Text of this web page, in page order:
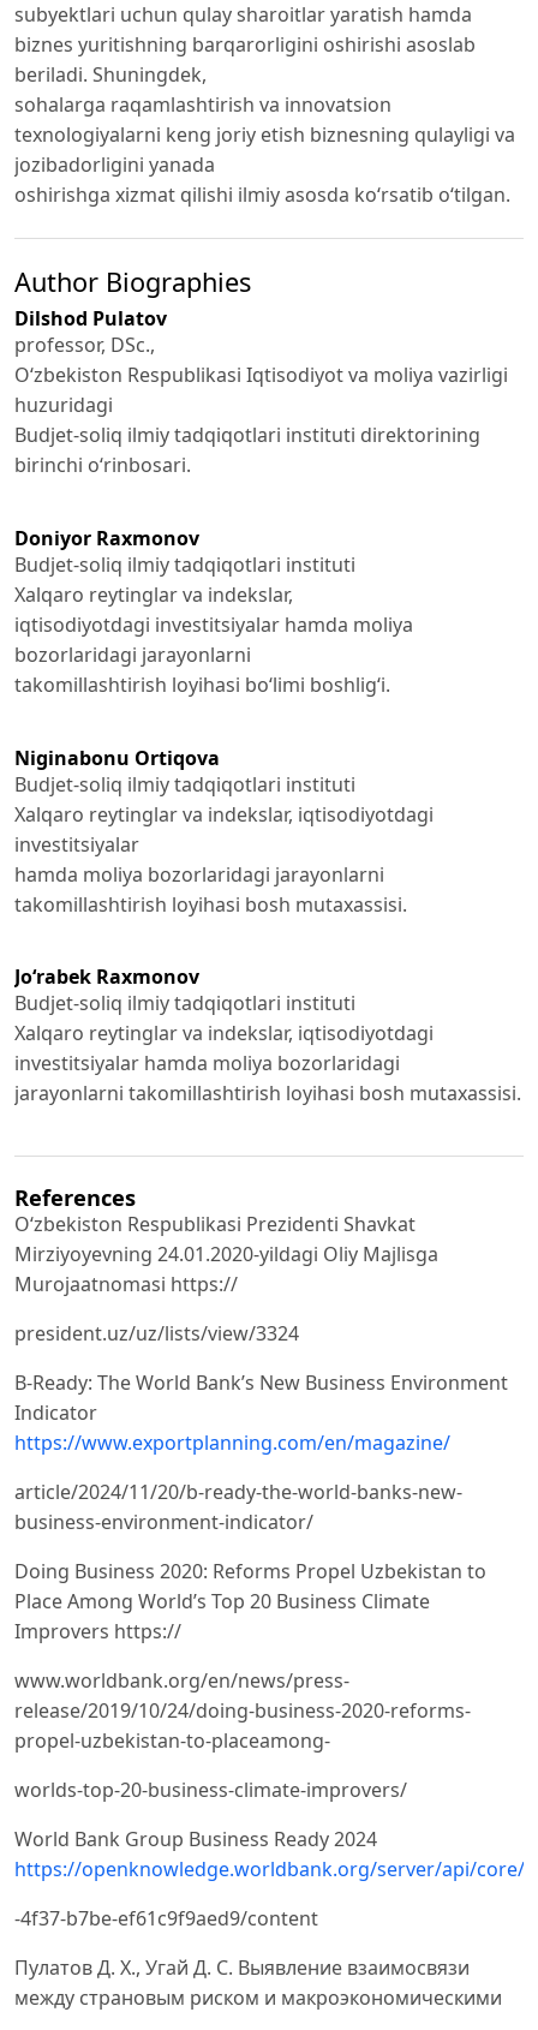
subyektlari uchun qulay sharoitlar yaratish hamda
biznes yuritishning barqarorligini oshirishi asoslab
beriladi. Shuningdek,
sohalarga raqamlashtirish va innovatsion
texnologiyalarni keng joriy etish biznesning qulayligi va
jozibadorligini yanada
oshirishga xizmat qilishi ilmiy asosda ko‘rsatib o‘tilgan.
Author Biographies
Dilshod Pulatov
professor, DSc.,
O‘zbekiston Respublikasi Iqtisodiyot va moliya vazirligi
huzuridagi
Budjet-soliq ilmiy tadqiqotlari instituti direktorining
birinchi o‘rinbosari.
Doniyor Raxmonov
Budjet-soliq ilmiy tadqiqotlari instituti
Xalqaro reytinglar va indekslar,
iqtisodiyotdagi investitsiyalar hamda moliya
bozorlaridagi jarayonlarni
takomillashtirish loyihasi bo‘limi boshlig‘i.
Niginabonu Ortiqova
Budjet-soliq ilmiy tadqiqotlari instituti
Xalqaro reytinglar va indekslar, iqtisodiyotdagi
investitsiyalar
hamda moliya bozorlaridagi jarayonlarni
takomillashtirish loyihasi bosh mutaxassisi.
Jo‘rabek Raxmonov
Budjet-soliq ilmiy tadqiqotlari instituti
Xalqaro reytinglar va indekslar, iqtisodiyotdagi
investitsiyalar hamda moliya bozorlaridagi
jarayonlarni takomillashtirish loyihasi bosh mutaxassisi.
References
Oʻzbekiston Respublikasi Prezidenti Shavkat
Mirziyoyevning 24.01.2020-yildagi Oliy Majlisga
Murojaatnomasi https://
president.uz/uz/lists/view/3324
B-Ready: The World Bank’s New Business Environment
Indicator
https://www.exportplanning.com/en/magazine/
article/2024/11/20/b-ready-the-world-banks-new-
business-environment-indicator/
Doing Business 2020: Reforms Propel Uzbekistan to
Place Among World’s Top 20 Business Climate
Improvers https://
www.worldbank.org/en/news/press-
release/2019/10/24/doing-business-2020-reforms-
propel-uzbekistan-to-placeamong-
worlds-top-20-business-climate-improvers/
World Bank Group Business Ready 2024
https://openknowledge.worldbank.org/server/api/core/
-4f37-b7be-ef61c9f9aed9/content
Пулатов Д. Х., Угай Д. С. Выявление взаимосвязи
между страновым риском и макроэкономическими